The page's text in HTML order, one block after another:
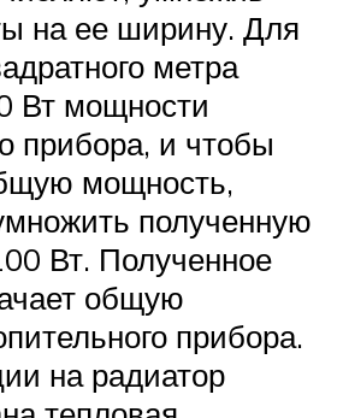
на ее ширину. Для
метра
Вт мощности
прибора, и чтобы
мощность,
полученную
Вт. Полученное
общую
прибора.
на радиатор